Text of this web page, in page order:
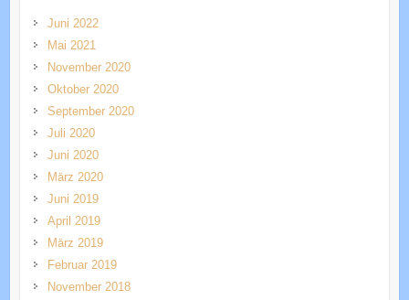
Juni 2022
Mai 2021
November 2020
Oktober 2020
September 2020
Juli 2020
Juni 2020
März 2020
Juni 2019
April 2019
März 2019
Februar 2019
November 2018